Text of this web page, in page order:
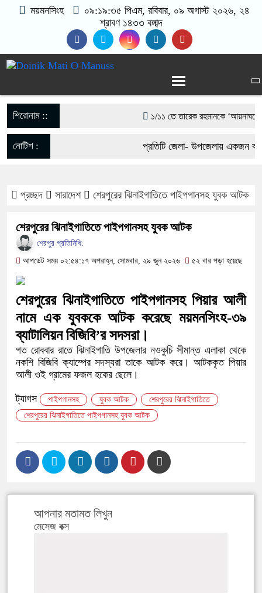
ময়মনসিংহ ০৯:১৯:৩৫ পিএম, রবিবার, ০৯ অগাস্ট ২০২৬, ২৪
শ্রাবণ ১৪৩৩ বঙ্গাব্দ
শিরোনাম :: ১/১১ তে তারেক রহমানকে ‘আয়নাঘরে’
গণঅভ্যুত্থানের সঙ্গে প্রথম বেইমানি
সরকারের কাজে কোনো গাফিলতি হলে
সামাজিক অপরাধ প্রতিরোধে কেন্দুয়ায়
নেত্রকোনায় অগ্নিকাণ্ডে ক্ষতিগ্রস্ত
একটি চিঠিই বদলে দিল ৫ম শ্রেণির
শাস্তির বদলে সাভারের ওসি পদে
দিনাজপুর পলিটেকনিক ইনস্টিটিউটের
পূর্বধলায় কেন্দ্রীয় মন্দিরের ৭১ সদস্যের
নোটিশ : প্রতিটি জেলা- উপজেলায় একজন
017-11684104, 013-
প্রচ্ছদ সারাদেশ শেরপুরের ঝিনাইগাতিতে পাইপগানসহ যুবক আটক
শেরপুরের ঝিনাইগাতিতে পাইপগানসহ যুবক আটক
শেরপুর প্রতিনিধি:
আপডেট সময় ০২:৫৪:১৭ অপরাহ্ন, সোমবার, ২৯ জুন ২০২৬
৫২ বার পড়া হয়েছে
শেরপুরের ঝিনাইগাতিতে পাইপগানসহ পিয়ার আলী
নামে এক যুবককে আটক করেছে ময়মনসিংহ-৩৯
ব্যাটালিয়ন বিজিবি’র সদসরা।
গত রোববার রাতে ঝিনাইগাতি উপজেলার নওকুচি সীমান্ত এলাকা থেকে
নকশি বিজিবি ক্যাম্পের সদস্যরা তাকে আটক করে। আটককৃত পিয়ার
আলী ওই গ্রামের ফজল হকের ছেলে।
ট্যাগস পাইপগানসহ যুবক আটক
শেরপুরের ঝিনাইগাতিতে
শেরপুরের ঝিনাইগাতিতে পাইপগানসহ যুবক আটক
আপনার মতামত লিখুন
মেসেজ বক্স